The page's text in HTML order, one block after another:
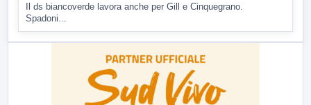
Il ds biancoverde lavora anche per Gill e Cinquegrano.
Spadoni...